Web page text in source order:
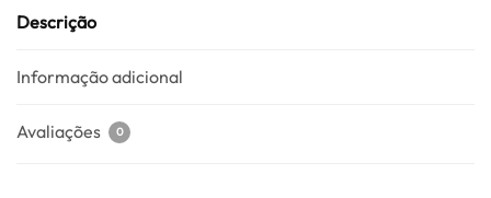
Descrição
Informação adicional
Avaliações 0